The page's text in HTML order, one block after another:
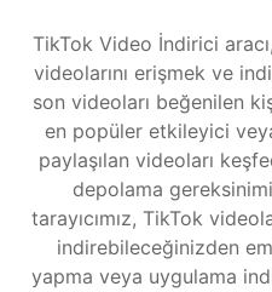
TikTok Video İndirici
videolarını erişmek ve
son videoları beğenilen
en popüler etkileyici
paylaşılan videoları
depolama
tarayıcımız, TikTok
indirebileceğinizden
yapma veya uygulama